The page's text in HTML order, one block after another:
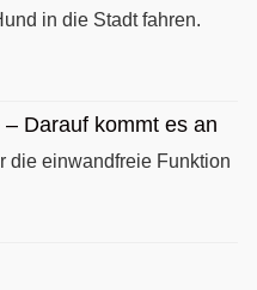
in die Stadt fahren.
Darauf kommt es an
die einwandfreie Funktion